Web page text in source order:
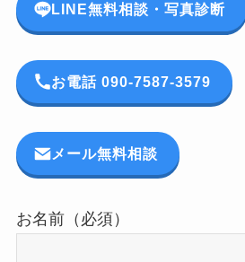
LINE無料相談・写真診断
お電話 090-7587-3579
メール無料相談
お名前（必須）